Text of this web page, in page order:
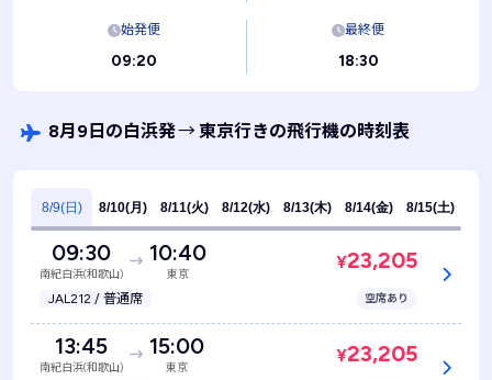
始発便
09:20
最終便
18:30
8月9日の白浜発→東京行きの飛行機の時刻表
8/9(日) 8/10(月) 8/11(火) 8/12(水) 8/13(木) 8/14(金) 8/15(土)
09:30
南紀白浜(和歌山)
10:40
東京
JAL212 / 普通席
¥23,205
空席あり
13:45
南紀白浜(和歌山)
15:00
東京
¥23,205